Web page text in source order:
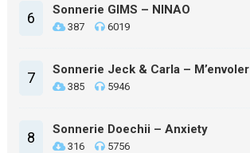
6 Sonnerie GIMS – NINAO
387 6019
7 Sonnerie Jeck & Carla – M’envoler
385 5946
8 Sonnerie Doechii – Anxiety
316 5756